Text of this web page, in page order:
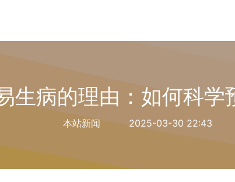
生病的理由：如何科学
本站新闻 2025-03-30 22:43